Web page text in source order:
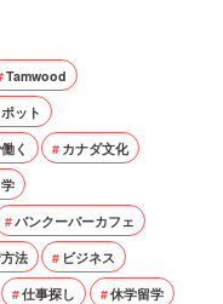
Tamwood
ット
く
カナダ文化
バンクーバーカフェ
法
ビジネス
仕事探し
休学留学